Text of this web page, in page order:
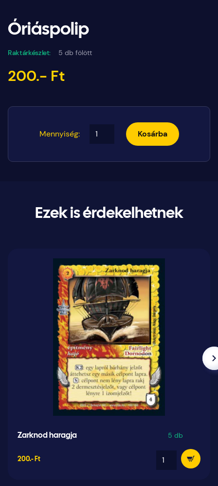
Óriáspolip
Raktárkészlet: 5 db fölött
200.- Ft
Mennyiség: Kosárba
Ezek is érdekelhetnek
Zarknod haragja 5 db
200.- Ft